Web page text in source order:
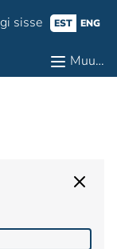
sisse EST ENG
Muu…